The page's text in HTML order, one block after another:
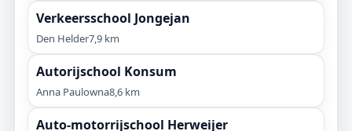
Verkeersschool Jongejan
Den Helder7,9 km
Autorijschool Konsum
Anna Paulowna8,6 km
Auto-motorrijschool Herweijer